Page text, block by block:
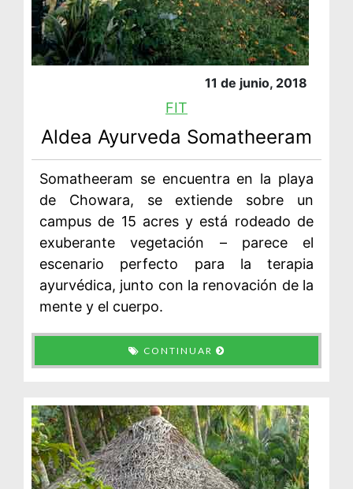
11 de junio, 2018
FIT
Aldea Ayurveda Somatheeram
Somatheeram se encuentra en la playa
de Chowara, se extiende sobre un
campus de 15 acres y está rodeado de
exuberante vegetación – parece el
escenario perfecto para la terapia
ayurvédica, junto con la renovación de la
mente y el cuerpo.
CONTINUAR